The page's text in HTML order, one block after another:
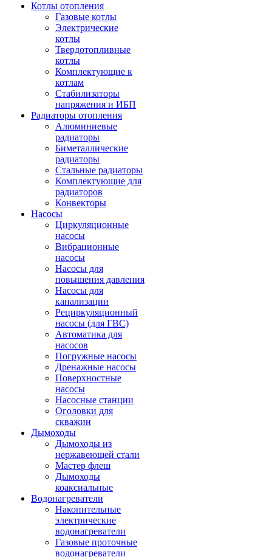
Котлы отопления
Газовые котлы
Электрические
котлы
Твердотопливные
котлы
Комплектующие к
котлам
Стабилизаторы
напряжения и ИБП
Радиаторы отопления
Алюминиевые
радиаторы
Биметаллические
радиаторы
Стальные радиаторы
Комплектующие для
радиаторов
Конвекторы
Насосы
Циркуляционные
насосы
Вибрационные
насосы
Насосы для
повышения давления
Насосы для
канализации
Рециркуляционный
насосы (для ГВС)
Автоматика для
насосов
Погружные насосы
Дренажные насосы
Поверхностные
насосы
Насосные станции
Оголовки для
скважин
Дымоходы
Дымоходы из
нержавеющей стали
Мастер флеш
Дымоходы
коаксиальные
Водонагреватели
Накопительные
электрические
водонагреватели
Газовые проточные
водонагреватели